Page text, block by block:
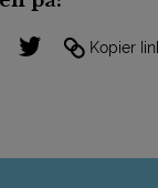
Facebook
TwitterKopier